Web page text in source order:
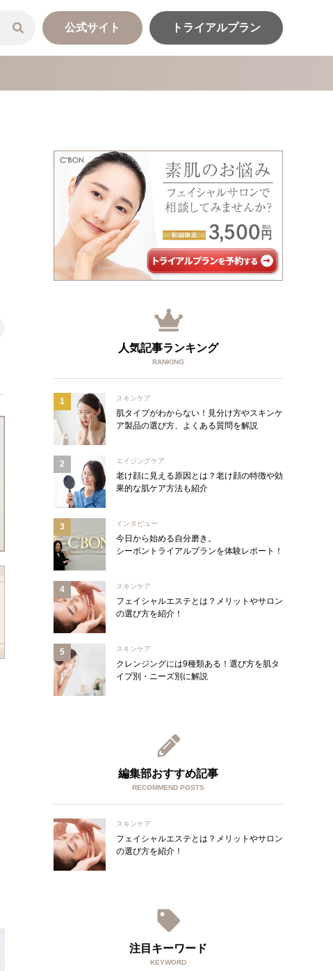
公式サイト トライアルプラン
人気記事ランキング
RANKING
スキンケア
肌タイプがわからない！見分け方やスキンケ
ア製品の選び方、よくある質問を解説
エイジングケア
老け顔に見える原因とは？老け顔の特徴や効
果的な肌ケア方法も紹介
インタビュー
今日から始める自分磨き。
シーボントライアルプランを体験レポート！
スキンケア
フェイシャルエステとは？メリットやサロン
の選び方を紹介！
スキンケア
クレンジングには9種類ある！選び方を肌タ
イプ別・ニーズ別に解説
編集部おすすめ記事
RECOMMEND POSTS
スキンケア
フェイシャルエステとは？メリットやサロン
の選び方を紹介！
注目キーワード
KEYWORD